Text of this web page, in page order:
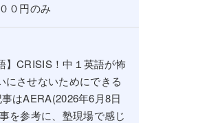
０円のみ
】CRISIS！中１英語が怖
にさせないためにできる
はAERA(2026年6月8日
を参考に、塾現場で感じ